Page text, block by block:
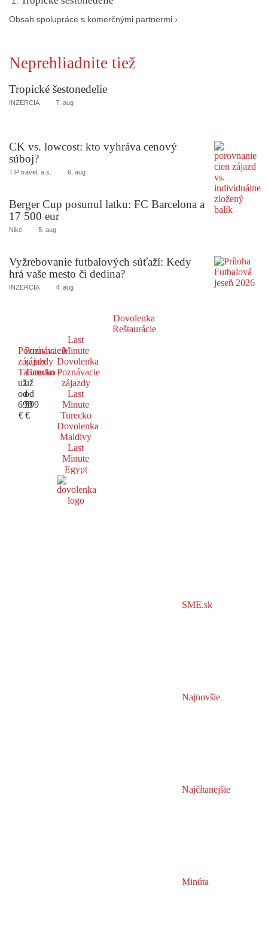
Obsah spolupráce s komerčnými partnermi ›
Neprehliadnite tiež
Tropické šestonedelie
INZERCIA 7. aug
CK vs. lowcost: kto vyhráva cenový
súboj?
TIP travel, a.s. 6. aug
Berger Cup posunul latku: FC Barcelona a
17 500 eur
Niké 5. aug
Vyžrebovanie futbalových súťaží: Kedy
hrá vaše mesto či dedina?
INZERCIA 4. aug
Dovolenka
Reštaurácie
Poznávacie
zájazdy
Taliansko
už
od
699
€
Poznávacie
zájazdy
Turecko
už
od
599
€
Last
Minute
Dovolenka
Poznávacie
zájazdy
Last
Minute
Turecko
Dovolenka
Maldivy
Last
Minute
Egypt
SME.sk
Najnovšie
Najčítanejšie
Minúta